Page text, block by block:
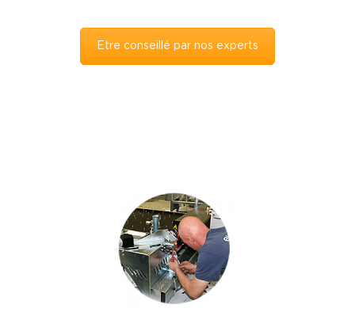
Etre conseillé par nos experts